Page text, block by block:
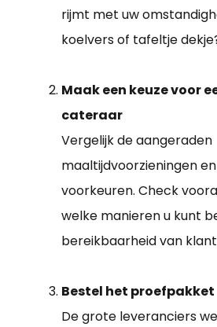
rijmt met uw
koelvers of tafeltje
Maak een keuze voor
cateraar
Vergelijk de aangeraden
maaltijdvoorzieningen
voorkeuren. Check
welke manieren u kunt
bereikbaarheid van
Bestel het proefpakket
De grote leveranciers